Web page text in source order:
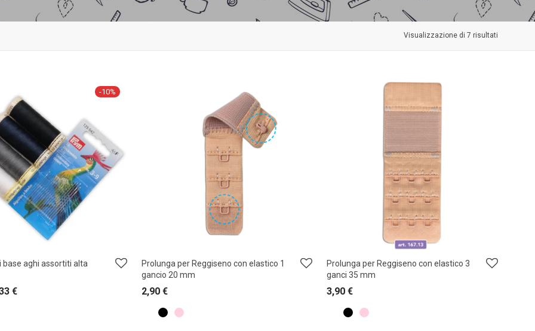
Visualizzazione di 7 risultati
-10%
base aghi assortiti alta
€
Prolunga per Reggiseno con elastico 1
gancio 20 mm
2,90 €
Prolunga per Reggiseno con elastico 3
ganci 35 mm
3,90€